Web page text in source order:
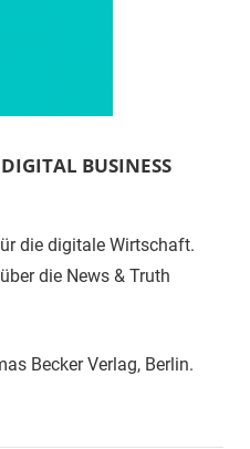
BUSINESS
die digitale Wirtschaft.
die News & Truth
Becker Verlag, Berlin.